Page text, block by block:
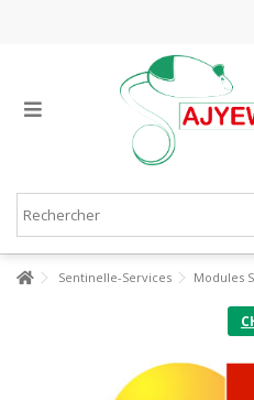
Sentinelle-Services Modules